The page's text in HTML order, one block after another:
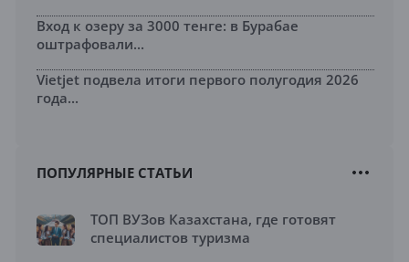
Вход к озеру за 3000 тенге: в Бурабае
оштрафовали...
Vietjet подвела итоги первого полугодия 2026
года...
ПОПУЛЯРНЫЕ СТАТЬИ
ТОП ВУЗов Казахстана, где готовят
специалистов туризма